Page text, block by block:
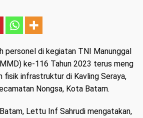
personel di kegiatan TNI Manunggal
ke-116 Tahun 2023 terus meng
fisik infrastruktur di Kavling Seraya,
Nongsa, Kota Batam.
Lettu Inf Sahrudi mengatakan,